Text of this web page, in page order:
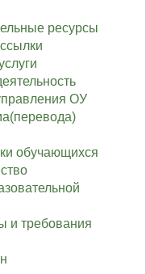
ресурсы
ОУ
обучающихся
и требования